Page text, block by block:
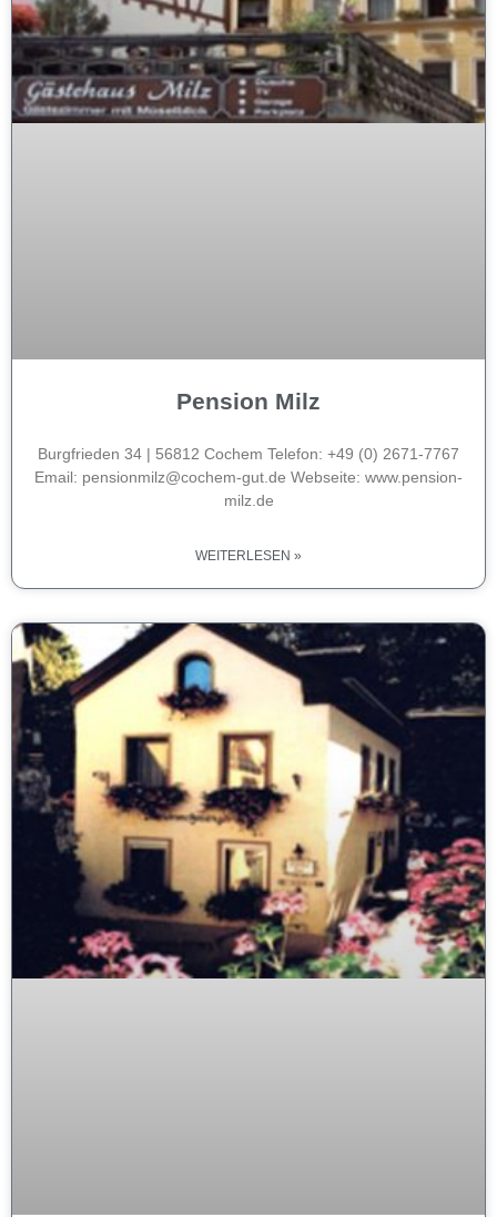
Pension Milz
Burgfrieden 34 | 56812 Cochem Telefon: +49 (0) 2671-7767
Email: pensionmilz@cochem-gut.de Webseite: www.pension-
milz.de
WEITERLESEN »